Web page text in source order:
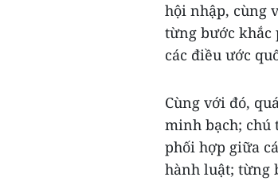
hội nhập, cùng
từng bước khắc
các điều ước
Cùng với đó,
minh bạch; chú
phối hợp giữa
hành luật; từng